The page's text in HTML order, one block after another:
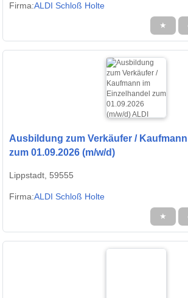
Firma:ALDI Schloß Holte
★
Ausbildung zum Verkäufer /
zum 01.09.2026 (m/w/d)
Lippstadt, 59555
Firma:ALDI Schloß Holte
★